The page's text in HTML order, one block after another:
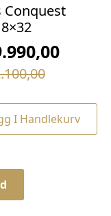
Conquest
I Handlekurv